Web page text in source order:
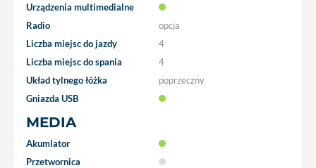
Urządzenia multimedialne
Radio
opcja
Liczba miejsc do jazdy
4
Liczba miejsc do spania
4
Układ tylnego łóżka
poprzeczny
Gniazda USB
MEDIA
Akumlator
Przetwornica